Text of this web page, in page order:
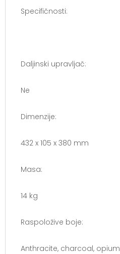
Specifičnosti:
Daljinski upravljač:
Ne
Dimenzije:
432 x 105 x 380 mm
Masa:
14 kg
Raspoložive boje:
Anthracite, charcoal, opium